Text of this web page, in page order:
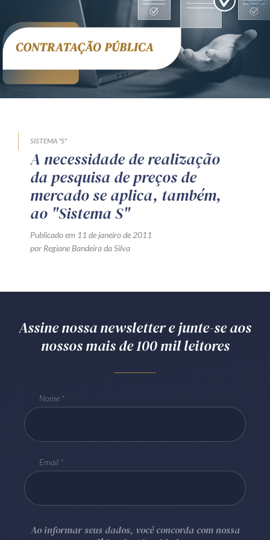
Receba por RSS
Av. Sete de Setembro, 4698
Batel
Curitiba/PR CEP 80240-000
SISTEMA "S"
A necessidade de realização
da pesquisa de preços de
mercado se aplica, também,
ao "Sistema S"
Publicado em 11 de janeiro de 2011
por Regiane Bandeira da Silva
Assine nossa newsletter e junte-se aos
nossos mais de 100 mil leitores
Nome
Email
Ao informar seus dados, você concorda com nossa